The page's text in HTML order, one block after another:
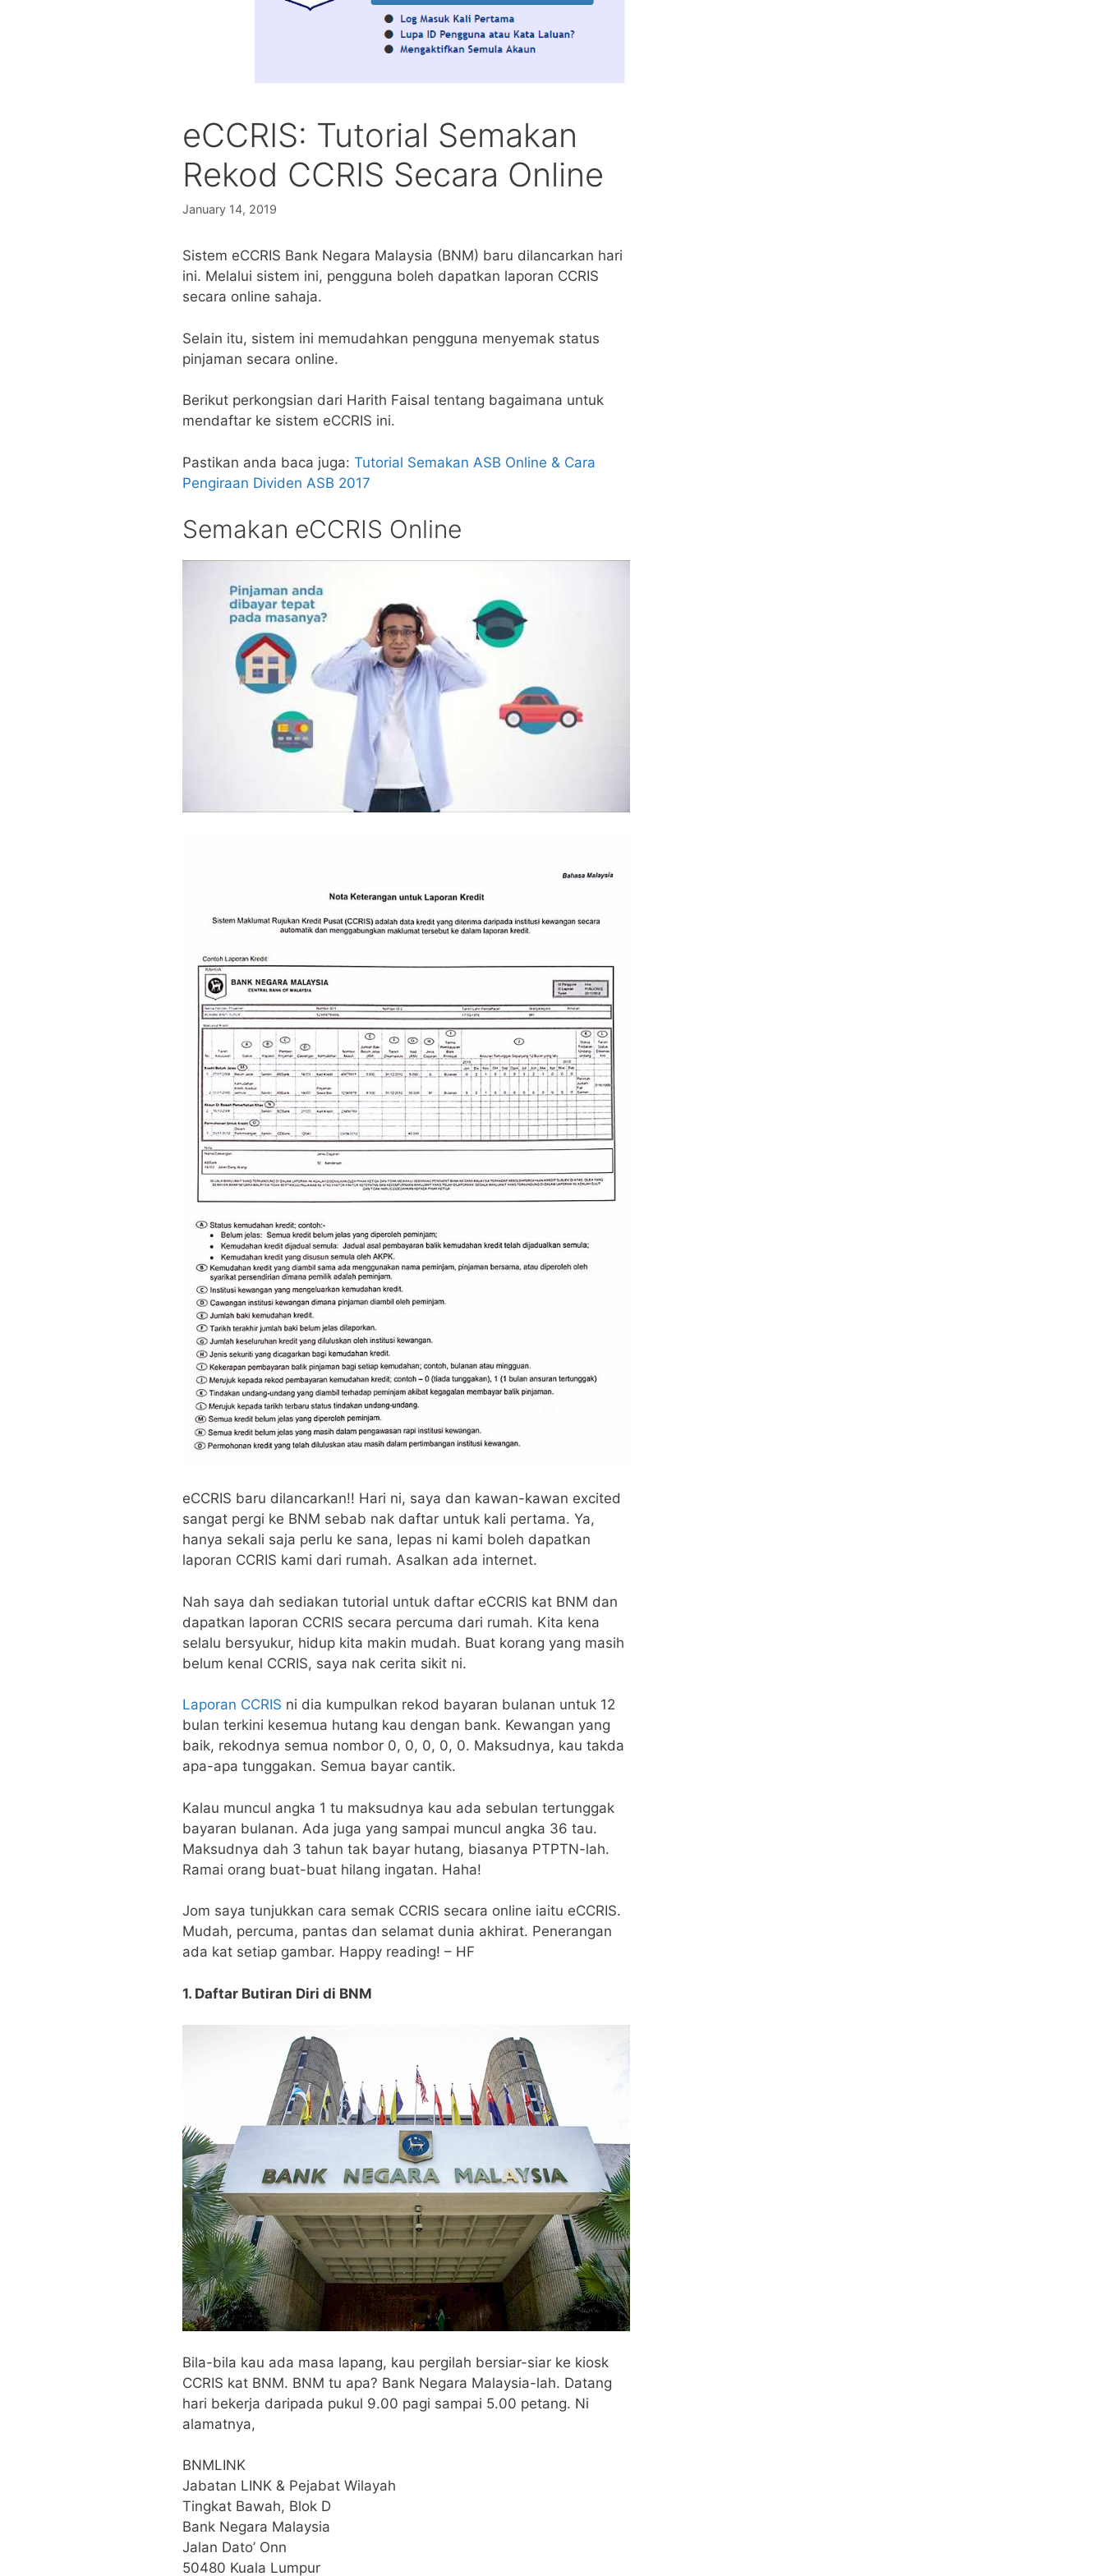
eCCRIS: Tutorial Semakan
Rekod CCRIS Secara Online
January 14, 2019
Sistem eCCRIS Bank Negara Malaysia (BNM) baru dilancarkan hari
ini. Melalui sistem ini, pengguna boleh dapatkan laporan CCRIS
secara online sahaja.
Selain itu, sistem ini memudahkan pengguna menyemak status
pinjaman secara online.
Berikut perkongsian dari Harith Faisal tentang bagaimana untuk
mendaftar ke sistem eCCRIS ini.
Pastikan anda baca juga: Tutorial Semakan ASB Online & Cara
Pengiraan Dividen ASB 2017
Semakan eCCRIS Online
eCCRIS baru dilancarkan!! Hari ni, saya dan kawan-kawan excited
sangat pergi ke BNM sebab nak daftar untuk kali pertama. Ya,
hanya sekali saja perlu ke sana, lepas ni kami boleh dapatkan
laporan CCRIS kami dari rumah. Asalkan ada internet.
Nah saya dah sediakan tutorial untuk daftar eCCRIS kat BNM dan
dapatkan laporan CCRIS secara percuma dari rumah. Kita kena
selalu bersyukur, hidup kita makin mudah. Buat korang yang masih
belum kenal CCRIS, saya nak cerita sikit ni.
Laporan CCRIS ni dia kumpulkan rekod bayaran bulanan untuk 12
bulan terkini kesemua hutang kau dengan bank. Kewangan yang
baik, rekodnya semua nombor 0, 0, 0, 0, 0. Maksudnya, kau takda
apa-apa tunggakan. Semua bayar cantik.
Kalau muncul angka 1 tu maksudnya kau ada sebulan tertunggak
bayaran bulanan. Ada juga yang sampai muncul angka 36 tau.
Maksudnya dah 3 tahun tak bayar hutang, biasanya PTPTN-lah.
Ramai orang buat-buat hilang ingatan. Haha!
Jom saya tunjukkan cara semak CCRIS secara online iaitu eCCRIS.
Mudah, percuma, pantas dan selamat dunia akhirat. Penerangan
ada kat setiap gambar. Happy reading! – HF
1. Daftar Butiran Diri di BNM
Bila-bila kau ada masa lapang, kau pergilah bersiar-siar ke kiosk
CCRIS kat BNM. BNM tu apa? Bank Negara Malaysia-lah. Datang
hari bekerja daripada pukul 9.00 pagi sampai 5.00 petang. Ni
alamatnya,
BNMLINK
Jabatan LINK & Pejabat Wilayah
Tingkat Bawah, Blok D
Bank Negara Malaysia
Jalan Dato’ Onn
50480 Kuala Lumpur